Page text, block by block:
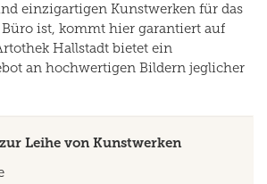
einzigartigen Kunstwerken für das
Büro ist, kommt hier garantiert auf
Hallstadt bietet ein
an hochwertigen Bildern jeglicher
Leihe von Kunstwerken